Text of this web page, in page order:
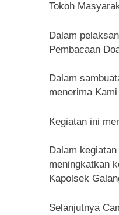
Tokoh
Dalam
Pembacaan
Dalam
menerima
Kegiatan ini
Dalam
meningkatkan
Kapolsek
Selanjutnya